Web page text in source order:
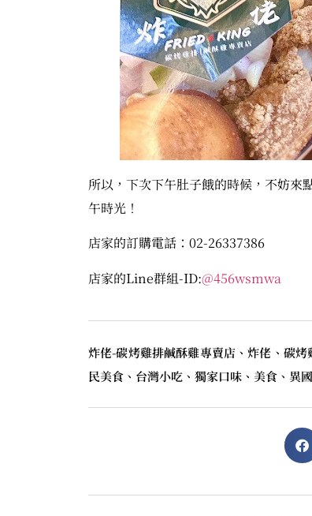
所以，下次下午肚子餓的時候，不妨來
午時光！
店家的訂購電話：02-26337386
店家的Line群組-ID:@456wsmwa
炸佬-碳烤雞排鹹酥雞專賣店、炸佬、碳
民美食、台灣小吃、獨家口味、美食、異